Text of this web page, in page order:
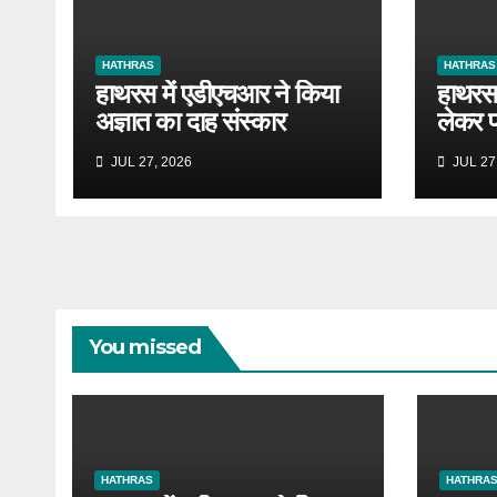
HATHRAS
हाथरस में एडीएचआर ने किया
अज्ञात का दाह संस्कार
JUL 27, 2026
HATHRAS
लेकर
JUL
You missed
HATHRAS HATHRAS